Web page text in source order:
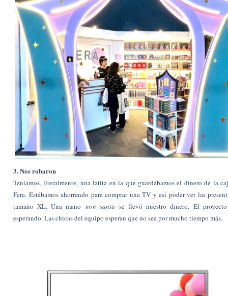
3. Nos robaron
Teníamos, literalmente, una latita en la que guardábamos el dinero de la
Fera. Estábamos ahorrando para comprar una TV y así poder ver las
tamaño XL. Una mano non santa se llevó nuestro dinero. El
esperando. Las chicas del equipo esperan que no sea por mucho tiempo más.